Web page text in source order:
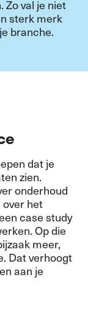
Zo val je niet
sterk merk
branche.
dat je
zien.
onderhoud
over het
case study
Op die
meer,
Dat verhoogt
aan je